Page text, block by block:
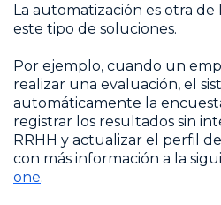
La automatización es otra de
este tipo de soluciones.
Por ejemplo, cuando un
realizar una evaluación, el
automáticamente la
registrar los resultados sin
RRHH y actualizar el perfil
con más información a la
one.